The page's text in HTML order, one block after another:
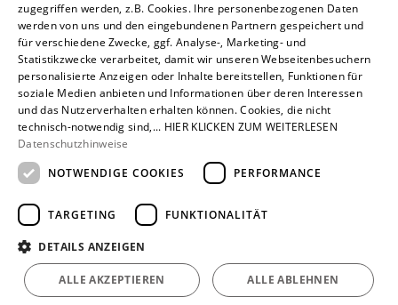
Um externe HTML-Inhalte anzuzeigen, benötigen wir
Ihre Einwilligung.
Datenschutzerklärung.
Cookie-Einstellungen öffnen
zugegriffen werden, z.B. Cookies. Ihre personenbezogenen Daten
werden von uns und den eingebundenen Partnern gespeichert und
für verschiedene Zwecke, ggf. Analyse-, Marketing- und
Statistikzwecke verarbeitet, damit wir unseren Webseitenbesuchern
personalisierte Anzeigen oder Inhalte bereitstellen, Funktionen für
soziale Medien anbieten und Informationen über deren Interessen
und das Nutzerverhalten erhalten können. Cookies, die nicht
technisch-notwendig sind,... HIER KLICKEN ZUM WEITERLESEN
Datenschutzhinweise
NOTWENDIGE COOKIES
PERFORMANCE
TARGETING FUNKTIONALITÄT
DETAILS ANZEIGEN
ALLE AKZEPTIEREN ALLE ABLEHNEN